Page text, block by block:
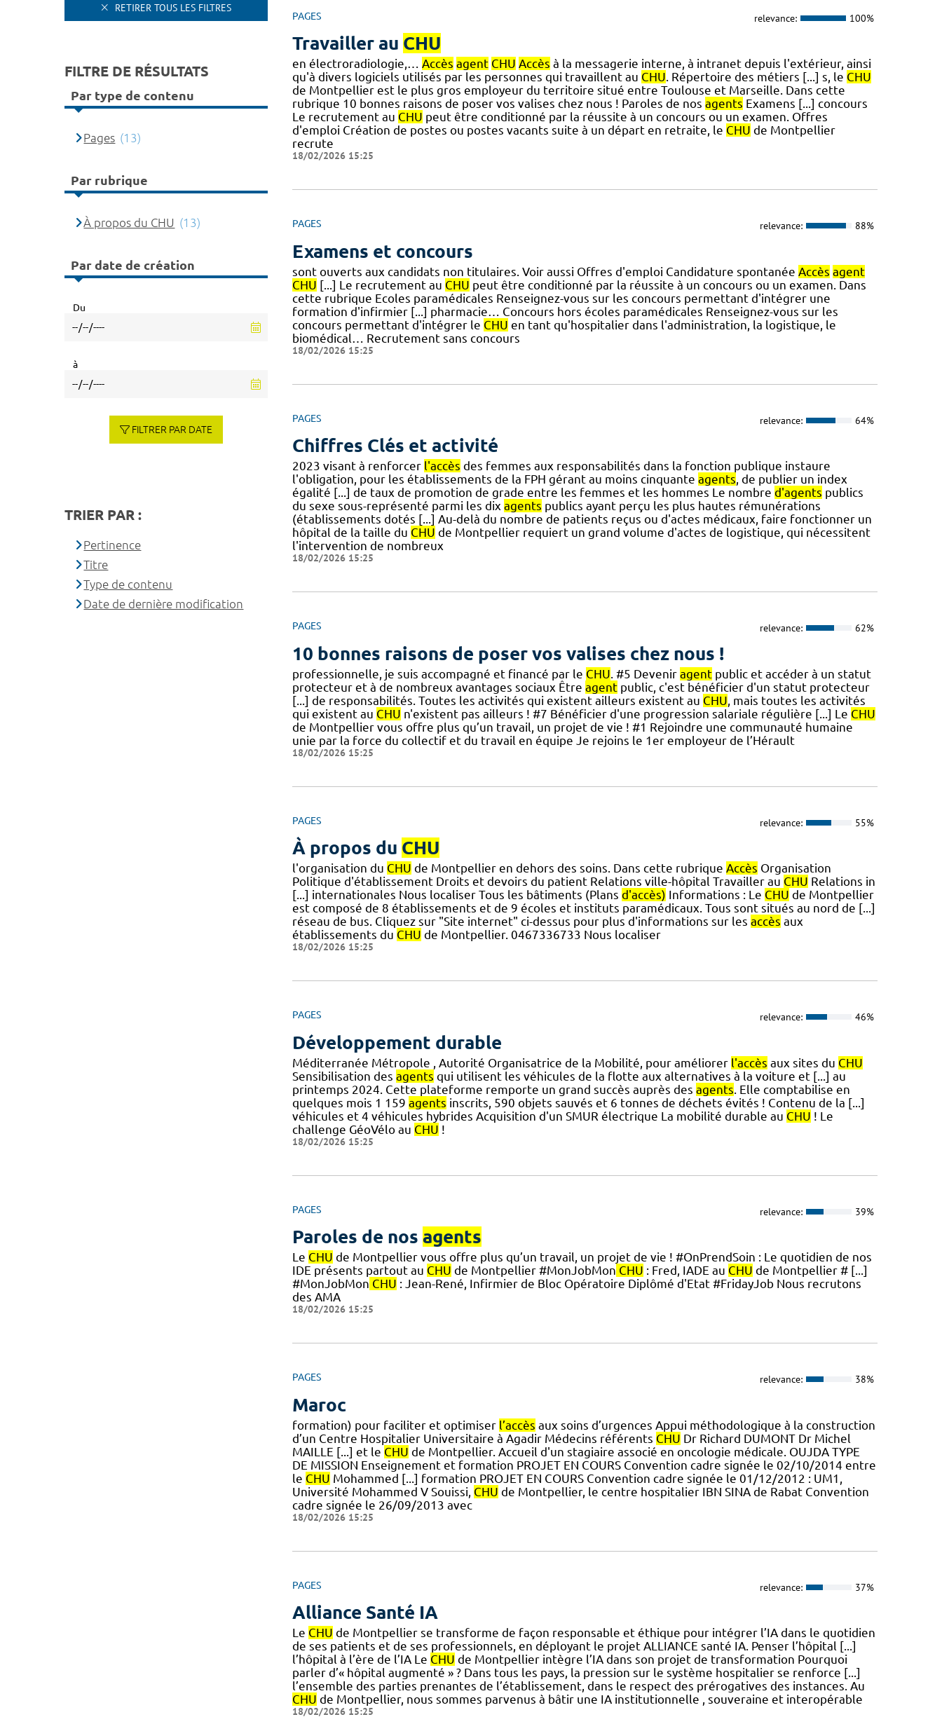
PAGES relevance: 100%
Travailler au CHU
en électroradiologie,… Accès agent CHU Accès à la messagerie interne, à intranet depuis l'extérieur, ainsi
qu'à divers logiciels utilisés par les personnes qui travaillent au CHU. Répertoire des métiers [...] s, le CHU
de Montpellier est le plus gros employeur du territoire situé entre Toulouse et Marseille. Dans cette
rubrique 10 bonnes raisons de poser vos valises chez nous ! Paroles de nos agents Examens [...] concours
Le recrutement au CHU peut être conditionné par la réussite à un concours ou un examen. Offres
d'emploi Création de postes ou postes vacants suite à un départ en retraite, le CHU de Montpellier
recrute
18/02/2026 15:25
PAGES relevance: 88%
Examens et concours
sont ouverts aux candidats non titulaires. Voir aussi Offres d'emploi Candidature spontanée Accès agent
CHU [...] Le recrutement au CHU peut être conditionné par la réussite à un concours ou un examen. Dans
cette rubrique Ecoles paramédicales Renseignez-vous sur les concours permettant d'intégrer une
formation d'infirmier [...] pharmacie… Concours hors écoles paramédicales Renseignez-vous sur les
concours permettant d'intégrer le CHU en tant qu'hospitalier dans l'administration, la logistique, le
biomédical… Recrutement sans concours
18/02/2026 15:25
PAGES relevance: 64%
Chiffres Clés et activité
2023 visant à renforcer l'accès des femmes aux responsabilités dans la fonction publique instaure
l'obligation, pour les établissements de la FPH gérant au moins cinquante agents, de publier un index
égalité [...] de taux de promotion de grade entre les femmes et les hommes Le nombre d'agents publics
du sexe sous-représenté parmi les dix agents publics ayant perçu les plus hautes rémunérations
(établissements dotés [...] Au-delà du nombre de patients reçus ou d'actes médicaux, faire fonctionner un
hôpital de la taille du CHU de Montpellier requiert un grand volume d'actes de logistique, qui nécessitent
l'intervention de nombreux
18/02/2026 15:25
PAGES relevance: 62%
10 bonnes raisons de poser vos valises chez nous !
professionnelle, je suis accompagné et financé par le CHU. #5 Devenir agentpublic et accéder à un statut
protecteur et à de nombreux avantages sociaux Être agentpublic, c'est bénéficier d'un statut protecteur
[...] de responsabilités. Toutes les activités qui existent ailleurs existent au CHU, mais toutes les activités
qui existent au CHU n'existent pas ailleurs ! #7 Bénéficier d'une progression salariale régulière [...] Le CHU
de Montpellier vous offre plus qu’un travail, un projet de vie ! #1 Rejoindre une communauté humaine
unie par la force du collectif et du travail en équipe Je rejoins le 1er employeur de l’Hérault
18/02/2026 15:25
PAGES relevance: 55%
À propos du CHU
l'organisation du CHU de Montpellier en dehors des soins. Dans cette rubrique Accès Organisation
Politique d'établissement Droits et devoirs du patient Relations ville-hôpital Travailler au CHU Relations in
[...] internationales Nous localiser Tous les bâtiments (Plans d'accès) Informations : Le CHU de Montpellier
est composé de 8 établissements et de 9 écoles et instituts paramédicaux. Tous sont situés au nord de [...]
réseau de bus. Cliquez sur "Site internet" ci-dessus pour plus d'informations sur les accès aux
établissements du CHU de Montpellier. 0467336733 Nous localiser
18/02/2026 15:25
PAGES relevance: 46%
Développement durable
Méditerranée Métropole , Autorité Organisatrice de la Mobilité, pour améliorer l'accès aux sites du CHU
Sensibilisation des agents qui utilisent les véhicules de la flotte aux alternatives à la voiture et [...] au
printemps 2024. Cette plateforme remporte un grand succès auprès des agents. Elle comptabilise en
quelques mois 1 159 agents inscrits, 590 objets sauvés et 6 tonnes de déchets évités ! Contenu de la [...]
véhicules et 4 véhicules hybrides Acquisition d'un SMUR électrique La mobilité durable au CHU ! Le
challenge GéoVélo au CHU !
18/02/2026 15:25
PAGES relevance: 39%
Paroles de nos agents
Le CHU de Montpellier vous offre plus qu’un travail, un projet de vie ! #OnPrendSoin : Le quotidien de nos
IDE présents partout au CHU de Montpellier #MonJobMon CHU : Fred, IADE au CHU de Montpellier # [...]
#MonJobMon CHU : Jean-René, Infirmier de Bloc Opératoire Diplômé d'Etat #FridayJob Nous recrutons
des AMA
18/02/2026 15:25
PAGES relevance: 38%
Maroc
formation) pour faciliter et optimiser l’accès aux soins d’urgences Appui méthodologique à la construction
d’un Centre Hospitalier Universitaire à Agadir Médecins référents CHU Dr Richard DUMONT Dr Michel
MAILLE [...] et le CHU de Montpellier. Accueil d'un stagiaire associé en oncologie médicale. OUJDA TYPE
DE MISSION Enseignement et formation PROJET EN COURS Convention cadre signée le 02/10/2014 entre
le CHU Mohammed [...] formation PROJET EN COURS Convention cadre signée le 01/12/2012 : UM1,
Université Mohammed V Souissi, CHU de Montpellier, le centre hospitalier IBN SINA de Rabat Convention
cadre signée le 26/09/2013 avec
18/02/2026 15:25
PAGES relevance: 37%
Alliance Santé IA
Le CHU de Montpellier se transforme de façon responsable et éthique pour intégrer l’IA dans le quotidien
de ses patients et de ses professionnels, en déployant le projet ALLIANCE santé IA. Penser l’hôpital [...]
l’hôpital à l’ère de l’IA Le CHU de Montpellier intègre l’IA dans son projet de transformation Pourquoi
parler d’« hôpital augmenté » ? Dans tous les pays, la pression sur le système hospitalier se renforce [...]
l’ensemble des parties prenantes de l’établissement, dans le respect des prérogatives des instances. Au
CHU de Montpellier, nous sommes parvenus à bâtir une IA institutionnelle , souveraine et interopérable
18/02/2026 15:25
RETIRER TOUS LES FILTRES
FILTRE DE RÉSULTATS
Par type de contenu
Pages (13)
Par rubrique
À propos du CHU (13)
Par date de création
Du
à
FILTRER PAR DATE
TRIER PAR :
Pertinence
Titre
Type de contenu
Date de dernière modification